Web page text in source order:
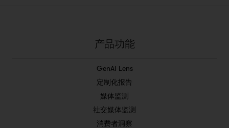
产品功能
GenAI Lens
定制化报告
媒体监测
社交媒体监测
消费者洞察